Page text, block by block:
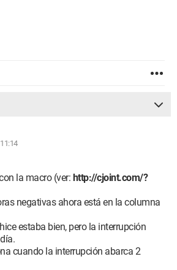
la macro (ver: http://cjoint.com/?
negativas ahora está en la columna
estaba bien, pero la interrupción
cuando la interrupción abarca 2